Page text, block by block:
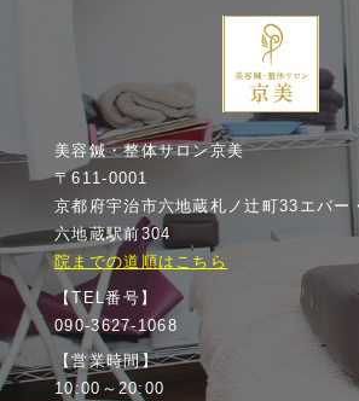
美容鍼・整体サロン京美
〒611-0001
京都府宇治市六地蔵札ノ辻町33エバー
六地蔵駅前304
院までの道順はこちら
【TEL番号】
090-3627-1068
【営業時間】
10:00～20:00